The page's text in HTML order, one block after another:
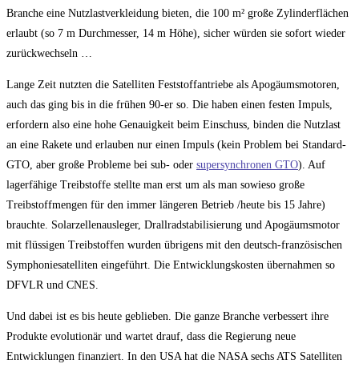
Branche eine Nutzlastverkleidung bieten, die 100 m² große Zylinderflächen
erlaubt (so 7 m Durchmesser, 14 m Höhe), sicher würden sie sofort wieder
zurückwechseln …
Lange Zeit nutzten die Satelliten Feststoffantriebe als Apogäumsmotoren,
auch das ging bis in die frühen 90-er so. Die haben einen festen Impuls,
erfordern also eine hohe Genauigkeit beim Einschuss, binden die Nutzlast
an eine Rakete und erlauben nur einen Impuls (kein Problem bei Standard-
GTO, aber große Probleme bei sub- oder supersynchronen GTO). Auf
lagerfähige Treibstoffe stellte man erst um als man sowieso große
Treibstoffmengen für den immer längeren Betrieb /heute bis 15 Jahre)
brauchte. Solarzellenausleger, Drallradstabilisierung und Apogäumsmotor
mit flüssigen Treibstoffen wurden übrigens mit den deutsch-französischen
Symphoniesatelliten eingeführt. Die Entwicklungskosten übernahmen so
DFVLR und CNES.
Und dabei ist es bis heute geblieben. Die ganze Branche verbessert ihre
Produkte evolutionär und wartet drauf, dass die Regierung neue
Entwicklungen finanziert. In den USA hat die NASA sechs ATS Satelliten